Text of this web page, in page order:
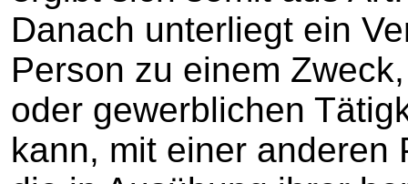
Danach unterliegt ein
Person zu einem
oder gewerblichen
kann, mit einer anderen